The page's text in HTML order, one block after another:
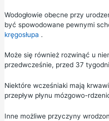
Wodogłowie obecne przy
być spowodowane pewnymi
kręgosłupa .
Może się również rozwinąć u
przedwcześnie, przed 37
Niektóre wcześniaki mają
przepływ płynu mózgowo-
Inne możliwe przyczyny